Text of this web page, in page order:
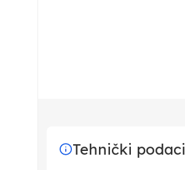
Tehnički podaci